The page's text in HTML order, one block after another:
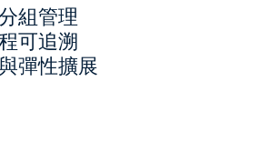
組管理
可追溯
彈性擴展